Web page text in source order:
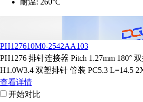
耐温: 260°C
PH127610M0-2542AA103
PH1276 排针连接器 Pitch 1.27mm 180°
H1.0W3.4 双塑排针 管装 PC5.3 L=14.5
查看详情
开始对比